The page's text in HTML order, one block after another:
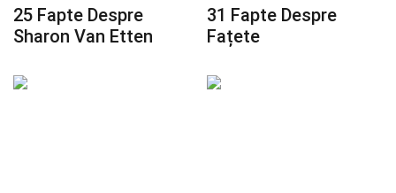
25 Fapte Despre
Sharon Van Etten
31 Fapte Despre
Fațete